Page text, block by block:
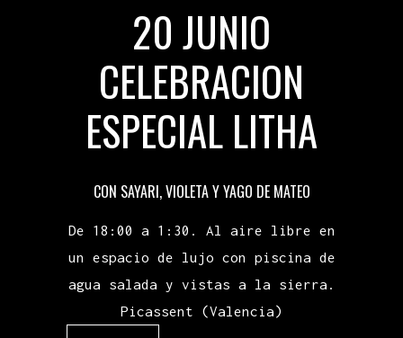
20 JUNIO
CELEBRACION
ESPECIAL LITHA
CON SAYARI, VIOLETA Y YAGO DE MATEO
De 18:00 a 1:30. Al aire libre en
un espacio de lujo con piscina de
agua salada y vistas a la sierra.
Picassent (Valencia)